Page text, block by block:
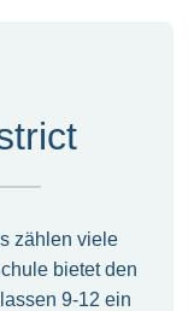
zählen viele
bietet den
9-12 ein